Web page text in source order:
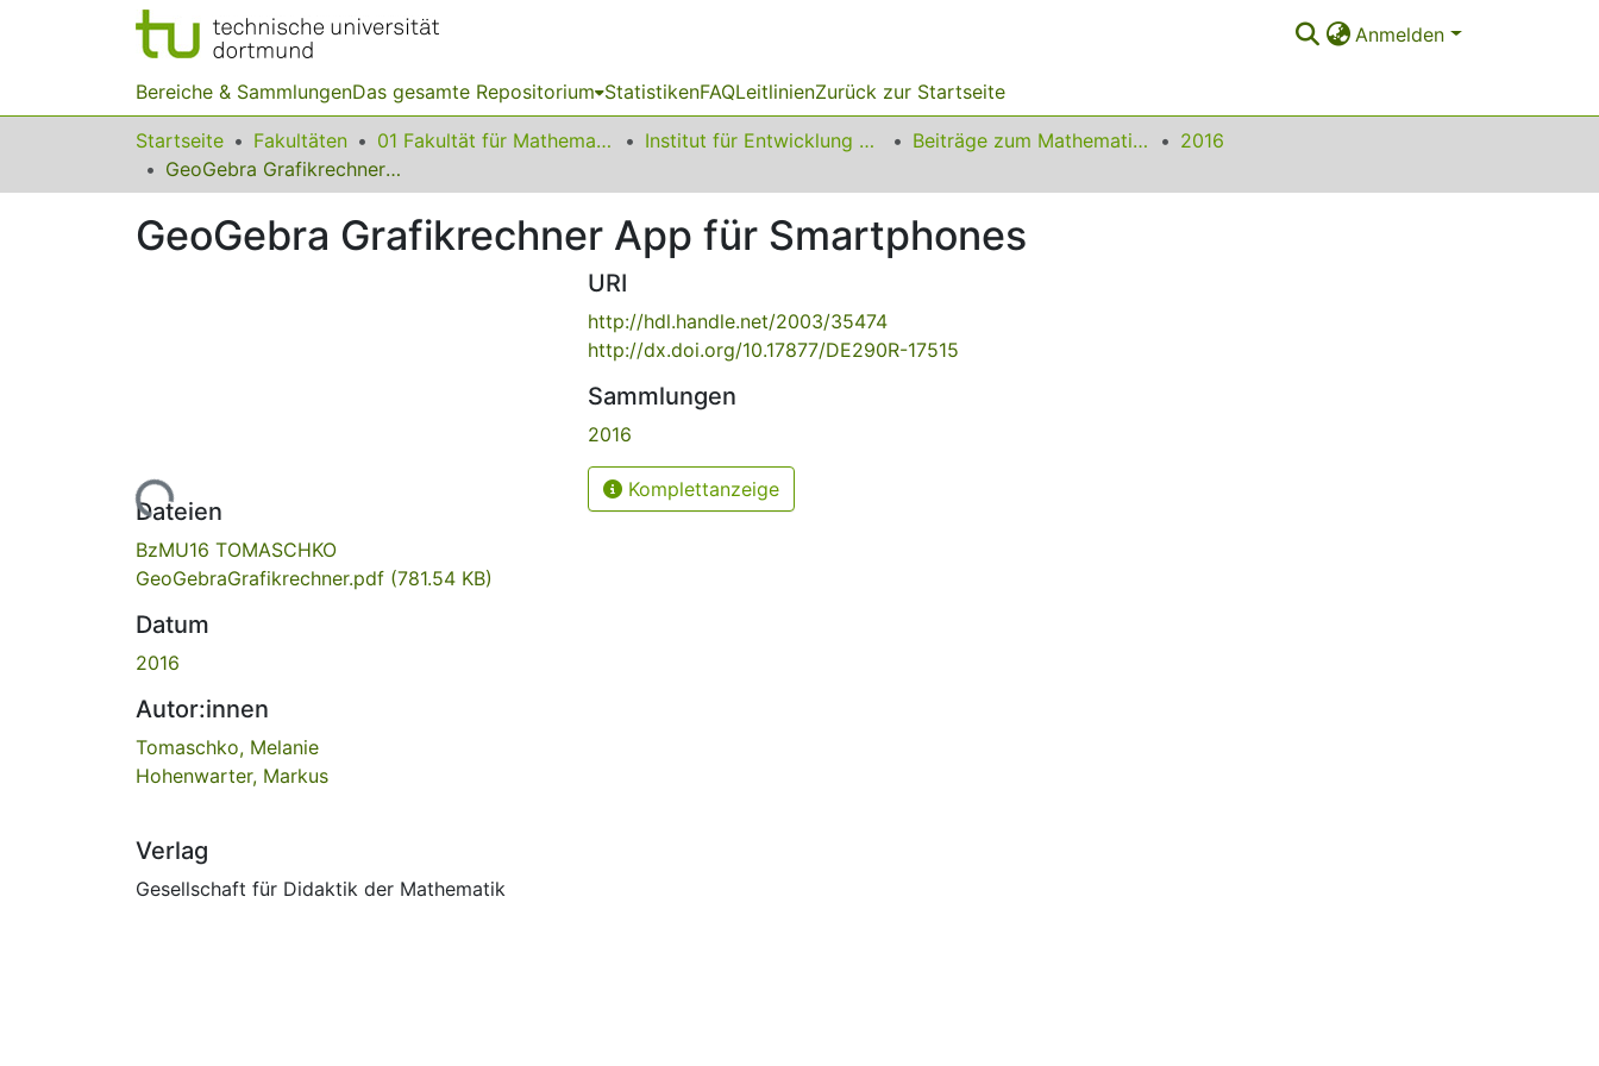
Anmelden
Bereiche & SammlungenDas gesamte Repositorium StatistikenFAQLeitlinienZurück zur Startseite
Startseite Fakultäten 01 Fakultät für Mathematik Institut für Entwicklung und Erforschung des Mathematikunterrichts Beiträge zum Mathematikunterricht
2016
GeoGebra Grafikrechner App für Smartphones
GeoGebra Grafikrechner App für Smartphones
Lade...
Dateien
BzMU16 TOMASCHKO
GeoGebraGrafikrechner.pdf (781.54 KB)
Datum
2016
Autor:innen
Tomaschko, Melanie
Hohenwarter, Markus
Verlag
Gesellschaft für Didaktik der Mathematik
URI
http://hdl.handle.net/2003/35474
http://dx.doi.org/10.17877/DE290R-17515
Sammlungen
2016
Komplettanzeige